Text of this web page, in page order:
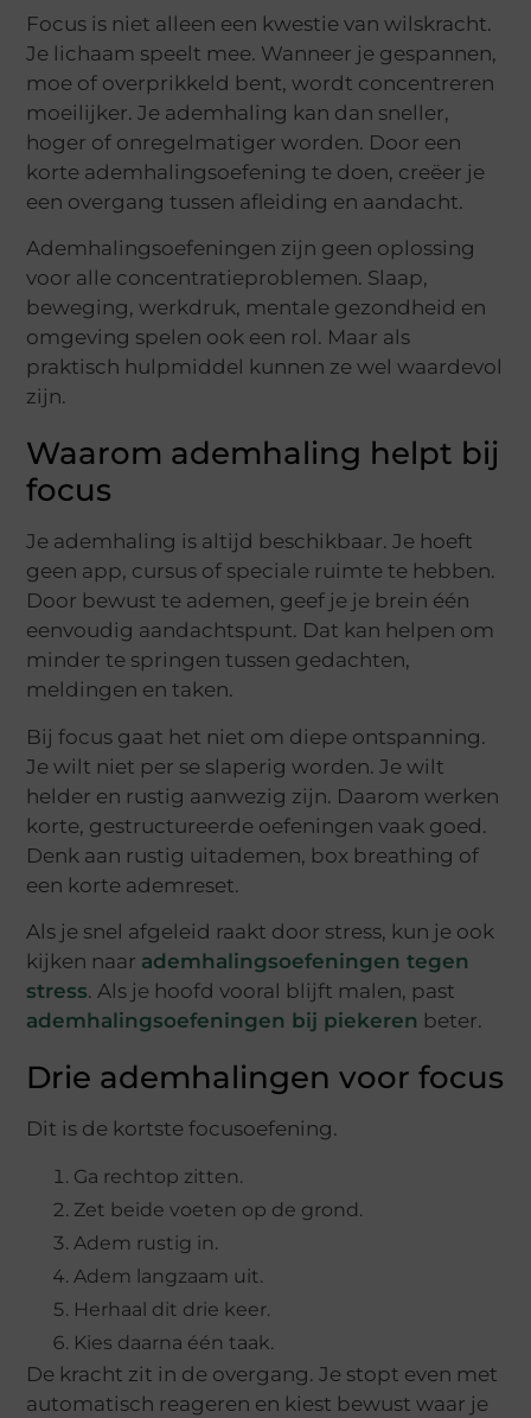
Focus is niet alleen een kwestie van wilskracht.
Je lichaam speelt mee. Wanneer je gespannen,
moe of overprikkeld bent, wordt concentreren
moeilijker. Je ademhaling kan dan sneller,
hoger of onregelmatiger worden. Door een
korte ademhalingsoefening te doen, creëer je
een overgang tussen afleiding en aandacht.
Ademhalingsoefeningen zijn geen oplossing
voor alle concentratieproblemen. Slaap,
beweging, werkdruk, mentale gezondheid en
omgeving spelen ook een rol. Maar als
praktisch hulpmiddel kunnen ze wel waardevol
zijn.
Waarom ademhaling helpt bij
focus
Je ademhaling is altijd beschikbaar. Je hoeft
geen app, cursus of speciale ruimte te hebben.
Door bewust te ademen, geef je je brein één
eenvoudig aandachtspunt. Dat kan helpen om
minder te springen tussen gedachten,
meldingen en taken.
Bij focus gaat het niet om diepe ontspanning.
Je wilt niet per se slaperig worden. Je wilt
helder en rustig aanwezig zijn. Daarom werken
korte, gestructureerde oefeningen vaak goed.
Denk aan rustig uitademen, box breathing of
een korte ademreset.
Als je snel afgeleid raakt door stress, kun je ook
kijken naar ademhalingsoefeningen tegen
stress. Als je hoofd vooral blijft malen, past
ademhalingsoefeningen bij piekeren beter.
Drie ademhalingen voor focus
Dit is de kortste focusoefening.
Ga rechtop zitten.
Zet beide voeten op de grond.
Adem rustig in.
Adem langzaam uit.
Herhaal dit drie keer.
Kies daarna één taak.
De kracht zit in de overgang. Je stopt even met
automatisch reageren en kiest bewust waar je